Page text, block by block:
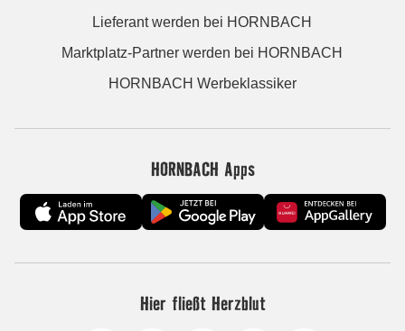
Lieferant werden bei HORNBACH
Marktplatz-Partner werden bei HORNBACH
HORNBACH Werbeklassiker
HORNBACH Apps
Hier fließt Herzblut